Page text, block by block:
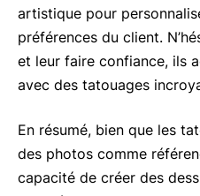
artistique pour
préférences du client.
et leur faire confiance, ils
avec des tatouages
En résumé, bien que les
des photos comme
capacité de créer des